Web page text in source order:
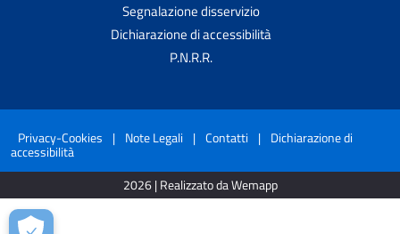
Segnalazione disservizio
Dichiarazione di accessibilità
P.N.R.R.
Privacy-Cookies | Note Legali | Contatti | Dichiarazione di
accessibilità
2026 | Realizzato da Wemapp